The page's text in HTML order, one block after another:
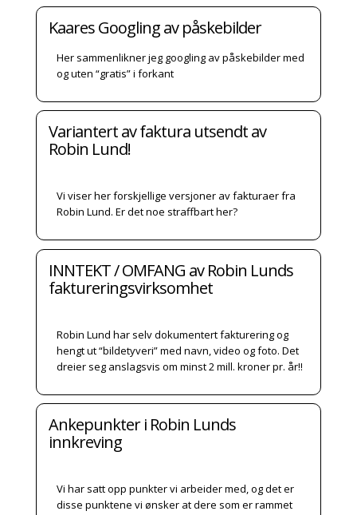
Kaares Googling av påskebilder
Her sammenlikner jeg googling av påskebilder med
og uten “gratis” i forkant
Variantert av faktura utsendt av
Robin Lund!
Vi viser her forskjellige versjoner av fakturaer fra
Robin Lund. Er det noe straffbart her?
INNTEKT / OMFANG av Robin Lunds
faktureringsvirksomhet
Robin Lund har selv dokumentert fakturering og
hengt ut “bildetyveri” med navn, video og foto. Det
dreier seg anslagsvis om minst 2 mill. kroner pr. år!!
Ankepunkter i Robin Lunds
innkreving
Vi har satt opp punkter vi arbeider med, og det er
disse punktene vi ønsker at dere som er rammet